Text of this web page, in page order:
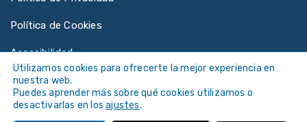
Política de Cookies
Accesibilidad
Utilizamos cookies para ofrecerte la mejor experiencia en
nuestra web.
Puedes aprender más sobre qué cookies utilizamos o
desactivarlas en losajustes.